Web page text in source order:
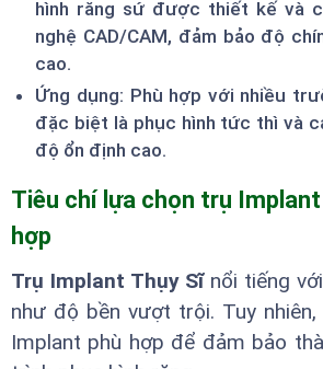
hình răng sứ được thiết kế và
nghệ CAD/CAM, đảm bảo độ
cao.
Ứng dụng: Phù hợp với nhiều
đặc biệt là phục hình tức thì và
độ ổn định cao.
Tiêu chí lựa chọn trụ
hợp
Trụ Implant Thụy Sĩnổi tiếng
như độ bền vượt trội. Tuy
Implant phù hợp để đảm bảo